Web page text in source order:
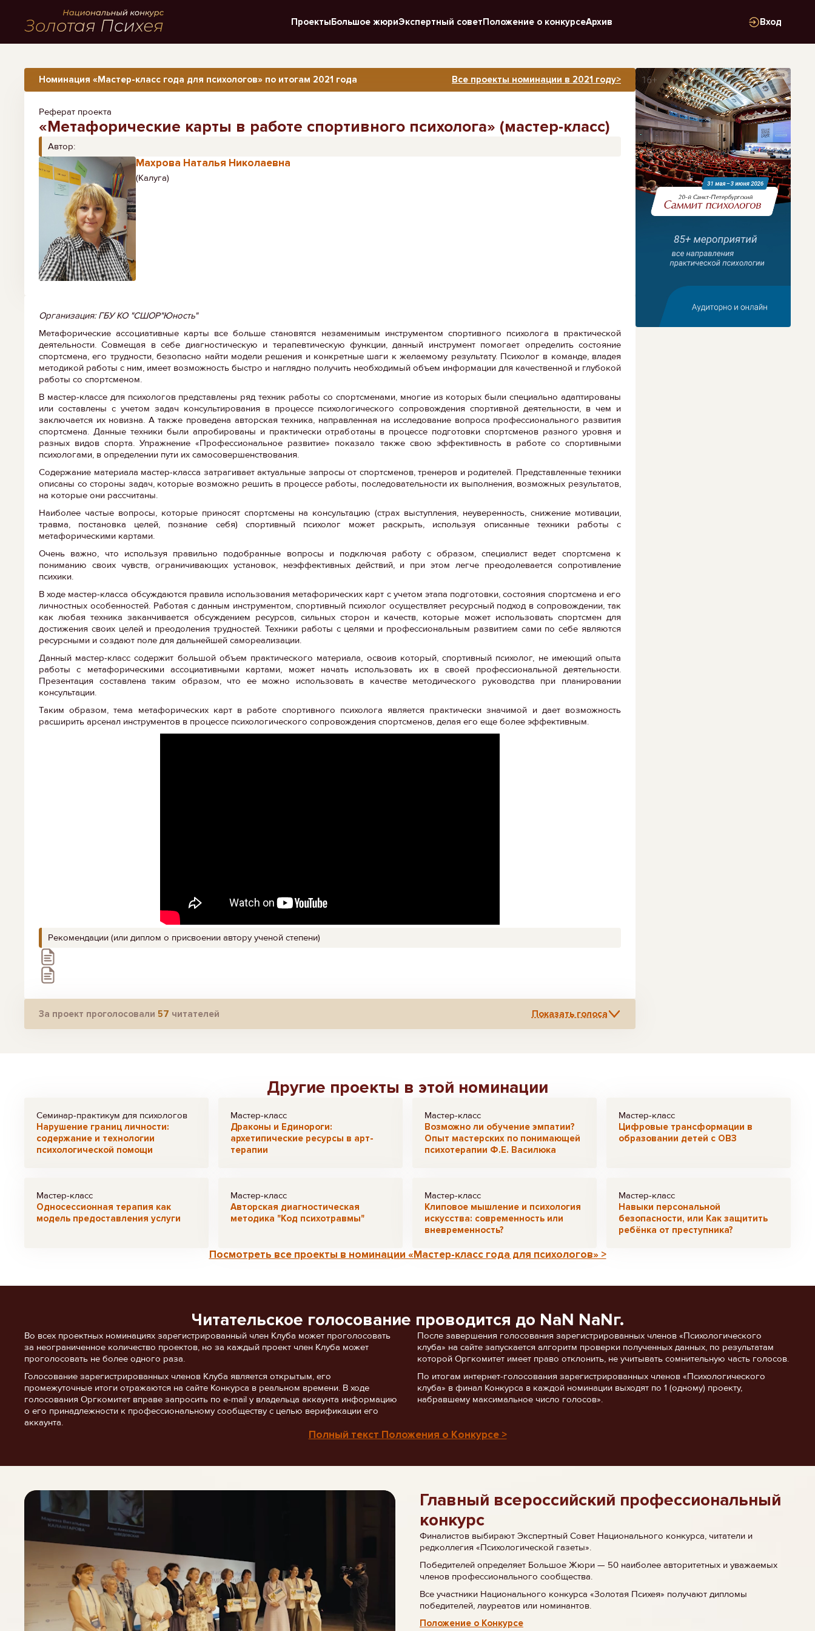
Вход
ПроектыБольшое жюриЭкспертный советПоложение о конкурсеАрхив
Номинация «Мастер-класс года для психологов» по итогам 2021 года Все проекты номинации в 2021 году>
Реферат проекта
«Метафорические карты в работе спортивного психолога» (мастер-класс)
Автор:
Махрова Наталья Николаевна
(Калуга)
Организация: ГБУ КО "СШОР"Юность"
Метафорические ассоциативные карты все больше становятся незаменимым инструментом спортивного психолога в практической
деятельности. Совмещая в себе диагностическую и терапевтическую функции, данный инструмент помогает определить состояние
спортсмена, его трудности, безопасно найти модели решения и конкретные шаги к желаемому результату. Психолог в команде, владея
методикой работы с ним, имеет возможность быстро и наглядно получить необходимый объем информации для качественной и глубокой
работы со спортсменом.
В мастер-классе для психологов представлены ряд техник работы со спортсменами, многие из которых были специально адаптированы
или составлены с учетом задач консультирования в процессе психологического сопровождения спортивной деятельности, в чем и
заключается их новизна. А также проведена авторская техника, направленная на исследование вопроса профессионального развития
спортсмена. Данные техники были апробированы и практически отработаны в процессе подготовки спортсменов разного уровня и
разных видов спорта. Упражнение «Профессиональное развитие» показало также свою эффективность в работе со спортивными
психологами, в определении пути их самосовершенствования.
Содержание материала мастер-класса затрагивает актуальные запросы от спортсменов, тренеров и родителей. Представленные техники
описаны со стороны задач, которые возможно решить в процессе работы, последовательности их выполнения, возможных результатов,
на которые они рассчитаны.
Наиболее частые вопросы, которые приносят спортсмены на консультацию (страх выступления, неуверенность, снижение мотивации,
травма, постановка целей, познание себя) спортивный психолог может раскрыть, используя описанные техники работы с
метафорическими картами.
Очень важно, что используя правильно подобранные вопросы и подключая работу с образом, специалист ведет спортсмена к
пониманию своих чувств, ограничивающих установок, неэффективных действий, и при этом легче преодолевается сопротивление
психики.
В ходе мастер-класса обсуждаются правила использования метафорических карт с учетом этапа подготовки, состояния спортсмена и его
личностных особенностей. Работая с данным инструментом, спортивный психолог осуществляет ресурсный подход в сопровождении, так
как любая техника заканчивается обсуждением ресурсов, сильных сторон и качеств, которые может использовать спортсмен для
достижения своих целей и преодоления трудностей. Техники работы с целями и профессиональным развитием сами по себе являются
ресурсными и создают поле для дальнейшей самореализации.
Данный мастер-класс содержит большой объем практического материала, освоив который, спортивный психолог, не имеющий опыта
работы с метафорическими ассоциативными картами, может начать использовать их в своей профессиональной деятельности.
Презентация составлена таким образом, что ее можно использовать в качестве методического руководства при планировании
консультации.
Таким образом, тема метафорических карт в работе спортивного психолога является практически значимой и дает возможность
расширить арсенал инструментов в процессе психологического сопровождения спортсменов, делая его еще более эффективным.
Рекомендации (или диплом о присвоении автору ученой степени)
За проект проголосовали 57 читателей Показать голоса
Реклама
Другие проекты в этой номинации
Семинар-практикум для психологов
Нарушение границ личности:
содержание и технологии
психологической помощи
Мастер-класс
Драконы и Единороги:
архетипические ресурсы в арт-
терапии
Мастер-класс
Возможно ли обучение эмпатии?
Опыт мастерских по понимающей
психотерапии Ф.Е. Василюка
Мастер-класс
Цифровые трансформации в
образовании детей с ОВЗ
Мастер-класс
Односессионная терапия как
модель предоставления услуги
Мастер-класс
Авторская диагностическая
методика "Код психотравмы"
Мастер-класс
Клиповое мышление и психология
искусства: современность или
вневременность?
Мастер-класс
Навыки персональной
безопасности, или Как защитить
ребёнка от преступника?
Посмотреть все проекты в номинации «Мастер-класс года для психологов» >
Читательское голосование проводится до NaN NaNг.
Во всех проектных номинациях зарегистрированный член Клуба может проголосовать
за неограниченное количество проектов, но за каждый проект член Клуба может
проголосовать не более одного раза.
Голосование зарегистрированных членов Клуба является открытым, его
промежуточные итоги отражаются на сайте Конкурса в реальном времени. В ходе
голосования Оргкомитет вправе запросить по e-mail у владельца аккаунта информацию
о его принадлежности к профессиональному сообществу с целью верификации его
аккаунта.
После завершения голосования зарегистрированных членов «Психологического
клуба» на сайте запускается алгоритм проверки полученных данных, по результатам
которой Оргкомитет имеет право отклонить, не учитывать сомнительную часть голосов.
По итогам интернет-голосования зарегистрированных членов «Психологического
клуба» в финал Конкурса в каждой номинации выходят по 1 (одному) проекту,
набравшему максимальное число голосов».
Полный текст Положения о Конкурсе >
Главный всероссийский профессиональный
конкурс
Финалистов выбирают Экспертный Совет Национального конкурса, читатели и
редколлегия «Психологической газеты».
Победителей определяет Большое Жюри — 50 наиболее авторитетных и уважаемых
членов профессионального сообщества.
Все участники Национального конкурса «Золотая Психея» получают дипломы
победителей, лауреатов или номинантов.
Положение о Конкурсе